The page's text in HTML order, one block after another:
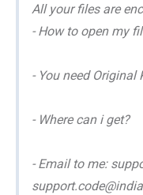
All your files are
- How to open my
- You need Original
- Where can i get?
- Email to me: